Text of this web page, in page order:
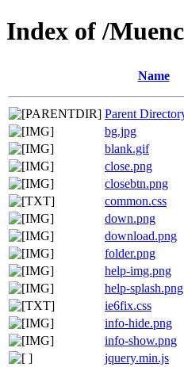
Index of /
Name
Parent
bg.jpg
blank.gif
close.png
closebtn.png
common.css
down.png
download.png
folder.png
help-img.png
help-splash.png
ie6fix.css
info-hide.png
info-show.png
jquery.min.js